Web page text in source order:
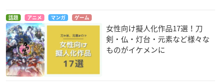
話題 アニメ マンガ ゲーム
女性向け擬人化作品17選！刀
剣・仏・灯台・元素など様々な
ものがイケメンに